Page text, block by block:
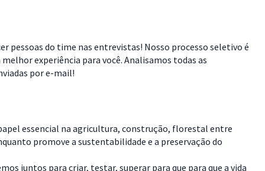
pessoas do time nas entrevistas! Nosso processo seletivo é
experiência para você. Analisamos todas as
por e-mail!
essencial na agricultura, construção, florestal entre
promove a sustentabilidade e a preservação do
juntos para criar, testar, superar para que para que a vida